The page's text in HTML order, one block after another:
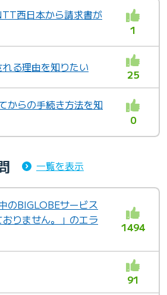
西日本から請求書が
1
る理由を知りたい
25
からの手続き方法を知
0
一覧を表示
のBIGLOBEサービス
りません。」のエラ
1494
91